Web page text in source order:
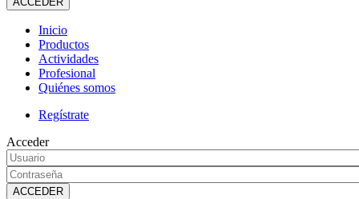
Inicio
Productos
Actividades
Profesional
Quiénes somos
Regístrate
Acceder